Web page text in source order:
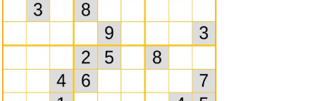
Warner Bros. Grün Musik R...